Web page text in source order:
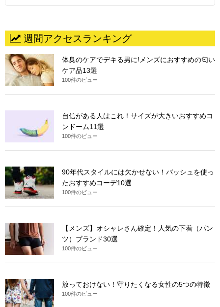
週間アクセスランキング
体臭のケアでデキる男に!メンズにおすすめの匂い
ケア品13選
100件のビュー
自信がある人はこれ！サイズが大きいおすすめコ
ンドーム11選
100件のビュー
90年代スタイルには欠かせない！バッシュを使っ
たおすすめコーデ10選
100件のビュー
【メンズ】オシャレさん確定！人気の下着（パン
ツ）ブランド30選
100件のビュー
放っておけない！守りたくなる女性の5つの特徴
100件のビュー